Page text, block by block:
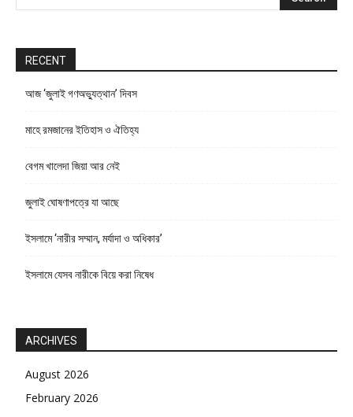
RECENT
আজ ‘জুলাই গণঅভ্যুত্থান’ দিবস
মাহে রমজানের ইতিহাস ও ঐতিহ্য
বেগম খালেদা জিয়া আর নেই
জুলাই ঘোষণাপত্রে যা আছে
ইসলামে ‘নারীর সম্মান, মর্যাদা ও অধিকার’
ইসলামে যেসব নারীকে বিয়ে করা নিষেধ
ARCHIVES
August 2026
February 2026